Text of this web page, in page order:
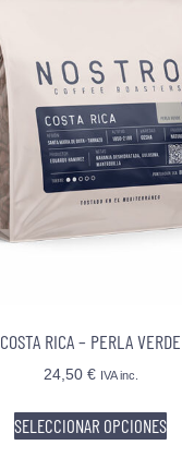
COSTA RICA – PERLA VERDE
24,50 € IVA inc.
SELECCIONAR OPCIONES